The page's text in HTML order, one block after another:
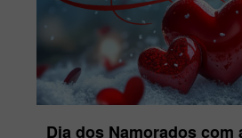
Dia dos Namorados